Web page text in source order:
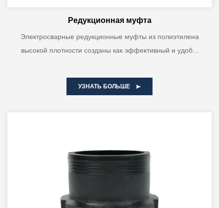
Редукционная муфта
Электросварные редукционные муфты из полиэтилена
высокой плотности созданы как эффективный и удоб...
УЗНАТЬ БОЛЬШЕ